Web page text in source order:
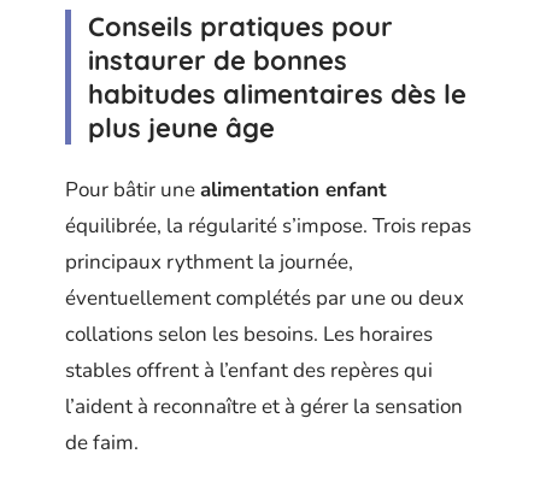
Conseils pratiques pour
instaurer de bonnes
habitudes alimentaires dès le
plus jeune âge
Pour bâtir unealimentation enfant
équilibrée, la régularité s’impose. Trois repas
principaux rythment la journée,
éventuellement complétés par une ou deux
collations selon les besoins. Les horaires
stables offrent à l’enfant des repères qui
l’aident à reconnaître et à gérer la sensation
de faim.